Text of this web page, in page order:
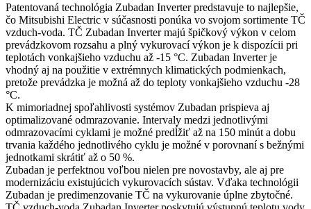
Patentovaná technológia Zubadan Inverter predstavuje to najlepšie,
čo Mitsubishi Electric v súčasnosti ponúka vo svojom sortimente TČ
vzduch-voda. TČ Zubadan Inverter majú špičkový výkon v celom
prevádzkovom rozsahu a plný vykurovací výkon je k dispozícii pri
teplotách vonkajšieho vzduchu až -15 °C. Zubadan Inverter je
vhodný aj na použitie v extrémnych klimatických podmienkach,
pretože prevádzka je možná až do teploty vonkajšieho vzduchu -28
°C.
K mimoriadnej spoľahlivosti systémov Zubadan prispieva aj
optimalizované odmrazovanie. Intervaly medzi jednotlivými
odmrazovacími cyklami je možné predĺžiť až na 150 minút a dobu
trvania každého jednotlivého cyklu je možné v porovnaní s bežnými
jednotkami skrátiť až o 50 %.
Zubadan je perfektnou voľbou nielen pre novostavby, ale aj pre
modernizáciu existujúcich vykurovacích sústav. Vďaka technológii
Zubadan je predimenzovanie TČ na vykurovanie úplne zbytočné.